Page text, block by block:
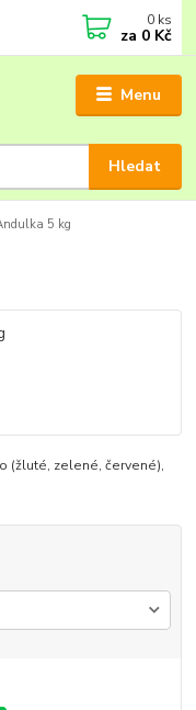
Menu
Hledat
0 ks
za 0 Kč
5 kg
(žluté, zelené, červené),